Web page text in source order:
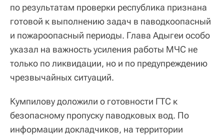
по результатам проверки республика признана
готовой к выполнению задач в паводкоопасный
и пожароопасный периоды. Глава Адыгеи особо
указал на важность усиления работы МЧС не
только по ликвидации, но и по предупреждению
чрезвычайных ситуаций.
Кумпилову доложили о готовности ГТС к
безопасному пропуску паводковых вод. По
информации докладчиков, на территории